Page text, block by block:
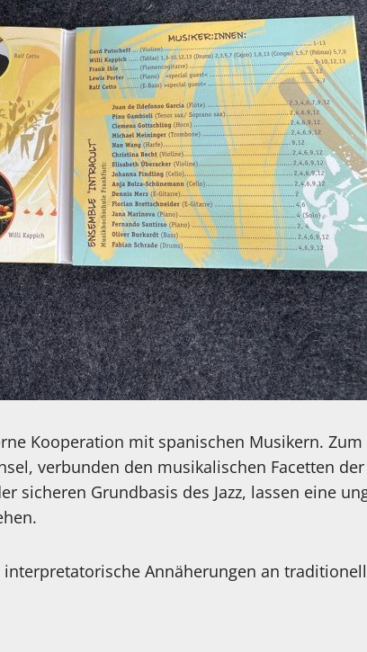
Kooperation mit spanischen Musikern. Zum
verbunden den musikalischen Facetten
sicheren Grundbasis des Jazz, lassen eine
Annäherungen an